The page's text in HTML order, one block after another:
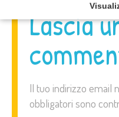
Lascia
Il tuo indirizzo email
obbligatori sono